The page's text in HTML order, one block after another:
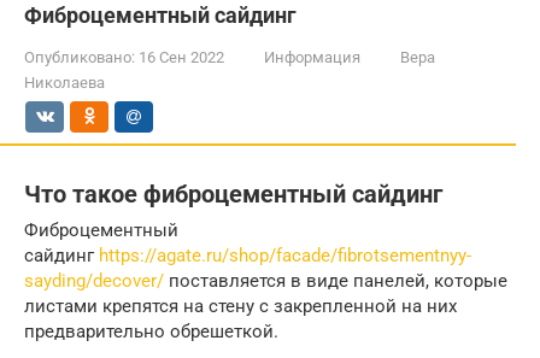
Фиброцементный сайдинг
Опубликовано: 16 Сен 2022 Информация
Вера
Николаева
Что такое фиброцементный сайдинг
Фиброцементный
сайдинг https://agate.ru/shop/facade/fibrotsementnyy-
sayding/decover/ поставляется в виде панелей, которые
листами крепятся на стену с закрепленной на них
предварительно обрешеткой.